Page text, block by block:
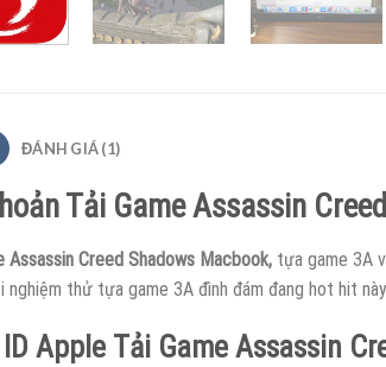
ĐÁNH GIÁ (1)
Tải Game Assassin
Assassin Creed Shadows Macbook, tựa game 3A
nghiệm thử tựa game 3A đình đám đang hot hit
Apple Tải Game Assassin